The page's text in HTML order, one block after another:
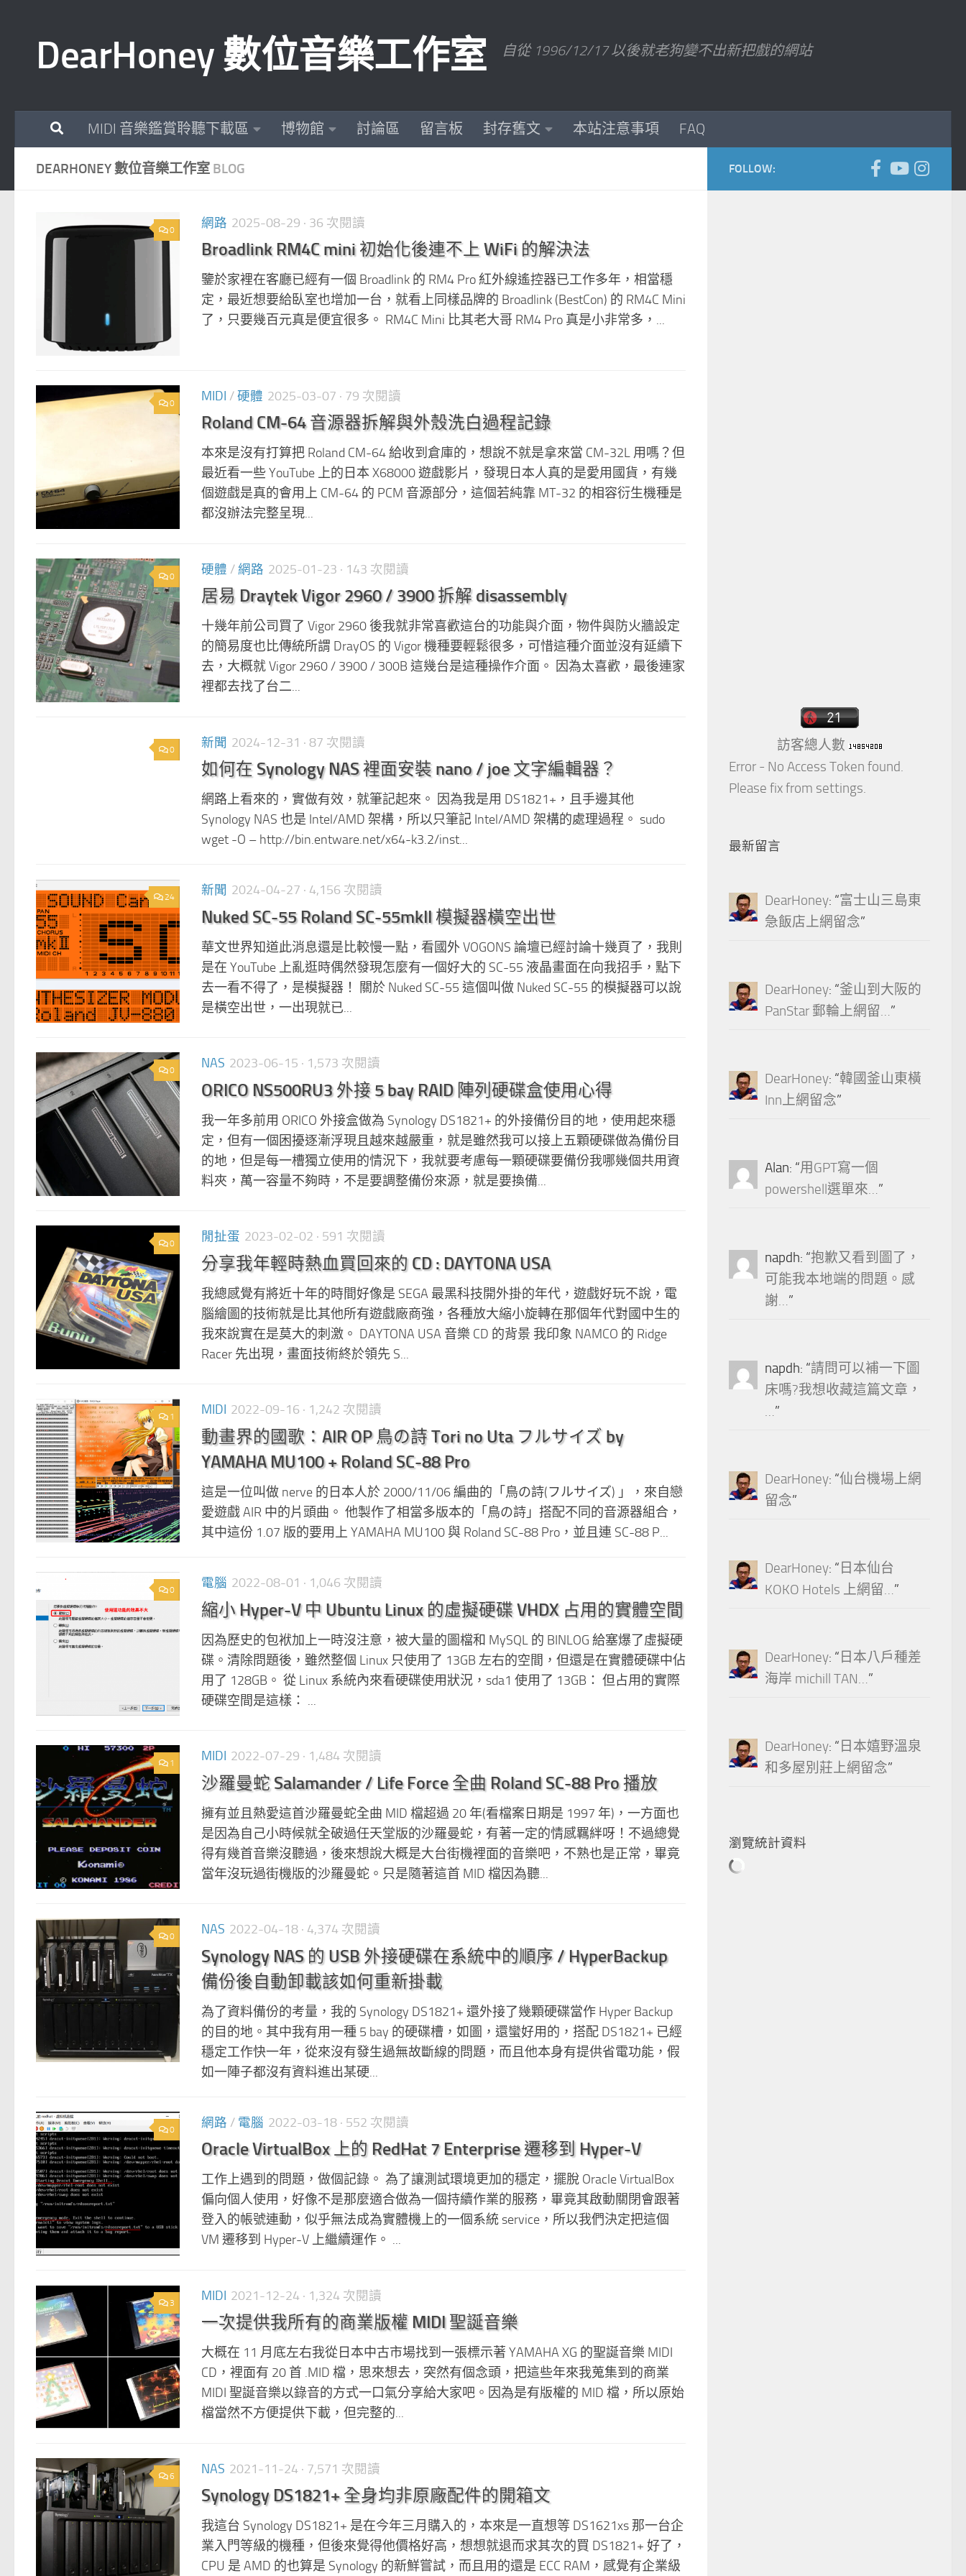
DearHoney 數位音樂工作室 自從 1996/12/17 以後就老狗變不出新把戲的網站
MIDI 音樂鑑賞聆聽下載區 博物館 討論區 留言板 封存舊文 本站注意事項 FAQ
DEARHONEY 數位音樂工作室 BLOG
0 網路 2025-08-29 · 36 次閱讀
Broadlink RM4C mini 初始化後連不上 WiFi 的解決法
鑒於家裡在客廳已經有一個 Broadlink 的 RM4 Pro 紅外線遙控器已工作多年，相當穩
定，最近想要給臥室也增加一台，就看上同樣品牌的 Broadlink (BestCon) 的 RM4C Mini
了，只要幾百元真是便宜很多。 RM4C Mini 比其老大哥 RM4 Pro 真是小非常多，...
0 MIDI / 硬體 2025-03-07 · 79 次閱讀
Roland CM-64 音源器拆解與外殼洗白過程記錄
本來是沒有打算把 Roland CM-64 給收到倉庫的，想說不就是拿來當 CM-32L 用嗎？但
最近看一些 YouTube 上的日本 X68000 遊戲影片，發現日本人真的是愛用國貨，有幾
個遊戲是真的會用上 CM-64 的 PCM 音源部分，這個若純靠 MT-32 的相容衍生機種是
都沒辦法完整呈現...
0 硬體 / 網路 2025-01-23 · 143 次閱讀
居易 Draytek Vigor 2960 / 3900 拆解 disassembly
十幾年前公司買了 Vigor 2960 後我就非常喜歡這台的功能與介面，物件與防火牆設定
的簡易度也比傳統所謂 DrayOS 的 Vigor 機種要輕鬆很多，可惜這種介面並沒有延續下
去，大概就 Vigor 2960 / 3900 / 300B 這幾台是這種操作介面。 因為太喜歡，最後連家
裡都去找了台二...
0 新聞 2024-12-31 · 87 次閱讀
如何在 Synology NAS 裡面安裝 nano / joe 文字編輯器？
網路上看來的，實做有效，就筆記起來。 因為我是用 DS1821+，且手邊其他
Synology NAS 也是 Intel/AMD 架構，所以只筆記 Intel/AMD 架構的處理過程。 sudo
wget -O – http://bin.entware.net/x64-k3.2/inst...
24 新聞 2024-04-27 · 4,156 次閱讀
Nuked SC-55 Roland SC-55mkII 模擬器橫空出世
華文世界知道此消息還是比較慢一點，看國外 VOGONS 論壇已經討論十幾頁了，我則
是在 YouTube 上亂逛時偶然發現怎麼有一個好大的 SC-55 液晶畫面在向我招手，點下
去一看不得了，是模擬器！ 關於 Nuked SC-55 這個叫做 Nuked SC-55 的模擬器可以說
是橫空出世，一出現就已...
0 NAS 2023-06-15 · 1,573 次閱讀
ORICO NS500RU3 外接 5 bay RAID 陣列硬碟盒使用心得
我一年多前用 ORICO 外接盒做為 Synology DS1821+ 的外接備份目的地，使用起來穩
定，但有一個困擾逐漸浮現且越來越嚴重，就是雖然我可以接上五顆硬碟做為備份目
的地，但是每一槽獨立使用的情況下，我就要考慮每一顆硬碟要備份我哪幾個共用資
料夾，萬一容量不夠時，不是要調整備份來源，就是要換備...
0 閒扯蛋 2023-02-02 · 591 次閱讀
分享我年輕時熱血買回來的 CD : DAYTONA USA
我總感覺有將近十年的時間好像是 SEGA 最黑科技開外掛的年代，遊戲好玩不說，電
腦繪圖的技術就是比其他所有遊戲廠商強，各種放大縮小旋轉在那個年代對國中生的
我來說實在是莫大的刺激。 DAYTONA USA 音樂 CD 的背景 我印象 NAMCO 的 Ridge
Racer 先出現，畫面技術終於領先 S...
1 MIDI 2022-09-16 · 1,242 次閱讀
動畫界的國歌：AIR OP 鳥の詩 Tori no Uta フルサイズ by
YAMAHA MU100 + Roland SC-88 Pro
這是一位叫做 nerve 的日本人於 2000/11/06 編曲的「鳥の詩(フルサイズ) 」，來自戀
愛遊戲 AIR 中的片頭曲。 他製作了相當多版本的「鳥の詩」搭配不同的音源器組合，
其中這份 1.07 版的要用上 YAMAHA MU100 與 Roland SC-88 Pro，並且連 SC-88 P...
0 電腦 2022-08-01 · 1,046 次閱讀
縮小 Hyper-V 中 Ubuntu Linux 的虛擬硬碟 VHDX 占用的實體空間
因為歷史的包袱加上一時沒注意，被大量的圖檔和 MySQL 的 BINLOG 給塞爆了虛擬硬
碟。清除問題後，雖然整個 Linux 只使用了 13GB 左右的空間，但還是在實體硬碟中佔
用了 128GB。 從 Linux 系統內來看硬碟使用狀況，sda1 使用了 13GB： 但占用的實際
硬碟空間是這樣： ...
1 MIDI 2022-07-29 · 1,484 次閱讀
沙羅曼蛇 Salamander / Life Force 全曲 Roland SC-88 Pro 播放
擁有並且熱愛這首沙羅曼蛇全曲 MID 檔超過 20 年(看檔案日期是 1997 年)，一方面也
是因為自己小時候就全破過任天堂版的沙羅曼蛇，有著一定的情感羈絆呀！不過總覺
得有幾首音樂沒聽過，後來想說大概是大台街機裡面的音樂吧，不熟也是正常，畢竟
當年沒玩過街機版的沙羅曼蛇。只是隨著這首 MID 檔因為聽...
0 NAS 2022-04-18 · 4,374 次閱讀
Synology NAS 的 USB 外接硬碟在系統中的順序 / HyperBackup
備份後自動卸載該如何重新掛載
為了資料備份的考量，我的 Synology DS1821+ 還外接了幾顆硬碟當作 Hyper Backup
的目的地。其中我有用一種 5 bay 的硬碟槽，如圖，還蠻好用的，搭配 DS1821+ 已經
穩定工作快一年，從來沒有發生過無故斷線的問題，而且他本身有提供省電功能，假
如一陣子都沒有資料進出某硬...
0 網路 / 電腦 2022-03-18 · 552 次閱讀
Oracle VirtualBox 上的 RedHat 7 Enterprise 遷移到 Hyper-V
工作上遇到的問題，做個記錄。 為了讓測試環境更加的穩定，擺脫 Oracle VirtualBox
偏向個人使用，好像不是那麼適合做為一個持續作業的服務，畢竟其啟動關閉會跟著
登入的帳號連動，似乎無法成為實體機上的一個系統 service，所以我們決定把這個
VM 遷移到 Hyper-V 上繼續運作。 ...
3 MIDI 2021-12-24 · 1,324 次閱讀
一次提供我所有的商業版權 MIDI 聖誕音樂
大概在 11 月底左右我從日本中古市場找到一張標示著 YAMAHA XG 的聖誕音樂 MIDI
CD，裡面有 20 首 .MID 檔，思來想去，突然有個念頭，把這些年來我蒐集到的商業
MIDI 聖誕音樂以錄音的方式一口氣分享給大家吧。因為是有版權的 MID 檔，所以原始
檔當然不方便提供下載，但完整的...
6 NAS 2021-11-24 · 7,571 次閱讀
Synology DS1821+ 全身均非原廠配件的開箱文
我這台 Synology DS1821+ 是在今年三月購入的，本來是一直想等 DS1621xs 那一台企
業入門等級的機種，但後來覺得他價格好高，想想就退而求其次的買 DS1821+ 好了，
CPU 是 AMD 的也算是 Synology 的新鮮嘗試，而且用的還是 ECC RAM，感覺有企業級
FOLLOW:
訪客總人數
Error - No Access Token found.
Please fix from settings.
最新留言
DearHoney: “富士山三島東
急飯店上網留念”
DearHoney: “釜山到大阪的
PanStar 郵輪上網留…”
DearHoney: “韓國釜山東橫
Inn上網留念”
Alan: “用GPT寫一個
powershell選單來…”
napdh: “抱歉又看到圖了，
可能我本地端的問題。感
謝…”
napdh: “請問可以補一下圖
床嗎?我想收藏這篇文章，
…”
DearHoney: “仙台機場上網
留念”
DearHoney: “ 日本仙台
KOKO Hotels 上網留…”
DearHoney: “ 日本八戶種差
海岸 michill TAN…”
DearHoney: “ 日本嬉野溫泉
和多屋別莊上網留念”
瀏覽統計資料